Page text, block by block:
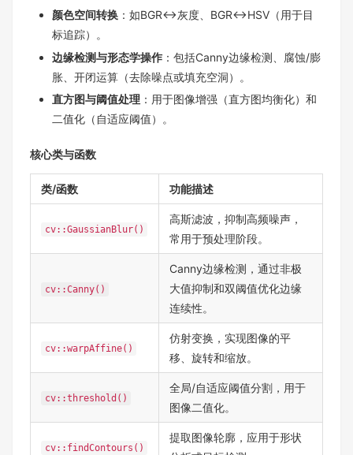
颜色空间转换 ：如BGR↔灰度、BGR↔HSV（用于目
标追踪）。
边缘检测与形态学操作 ：包括Canny边缘检测、腐蚀/膨
胀、开闭运算（去除噪点或填充空洞）。
直方图与阈值处理 ：用于图像增强（直方图均衡化）和
二值化（自适应阈值）。
核心类与函数
类/函数 功能描述
cv::GaussianBlur()
高斯滤波，抑制高频噪声，
常用于预处理阶段。
cv::Canny()
Canny边缘检测，通过非极
大值抑制和双阈值优化边缘
连续性。
cv::warpAffine()
仿射变换，实现图像的平
移、旋转和缩放。
cv::threshold()
全局/自适应阈值分割，用于
图像二值化。
cv::findContours()
提取图像轮廓，应用于形状